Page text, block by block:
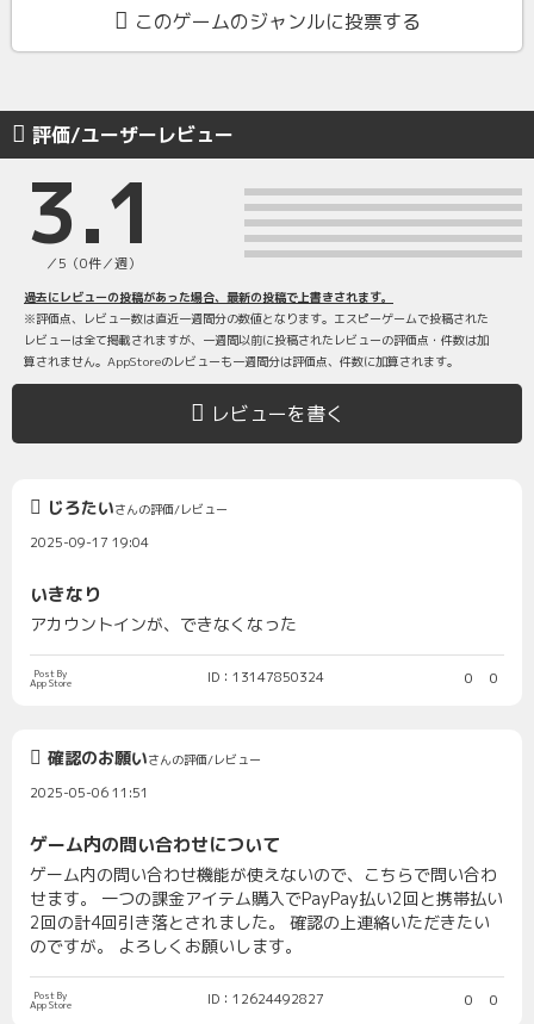
このゲームのジャンルに投票する
評価/ユーザーレビュー
3.1
／5（0件／週）
過去にレビューの投稿があった場合、最新の投稿で上書きされます。
※評価点、レビュー数は直近一週間分の数値となります。エスピーゲームで投稿された
レビューは全て掲載されますが、一週間以前に投稿されたレビューの評価点・件数は加
算されません。AppStoreのレビューも一週間分は評価点、件数に加算されます。
レビューを書く
じろたいさんの評価/レビュー
2025-09-17 19:04
いきなり
アカウントインが、できなくなった
Post By
App Store ID：13147850324 0 0
確認のお願いさんの評価/レビュー
2025-05-06 11:51
ゲーム内の問い合わせについて
ゲーム内の問い合わせ機能が使えないので、こちらで問い合わ
せます。 一つの課金アイテム購入でPayPay払い2回と携帯払い
2回の計4回引き落とされました。 確認の上連絡いただきたい
のですが。 よろしくお願いします。
Post By
App Store ID：12624492827 0 0